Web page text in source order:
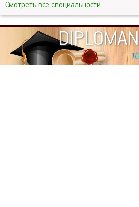
Смотреть все специальности
DIPLOMAN